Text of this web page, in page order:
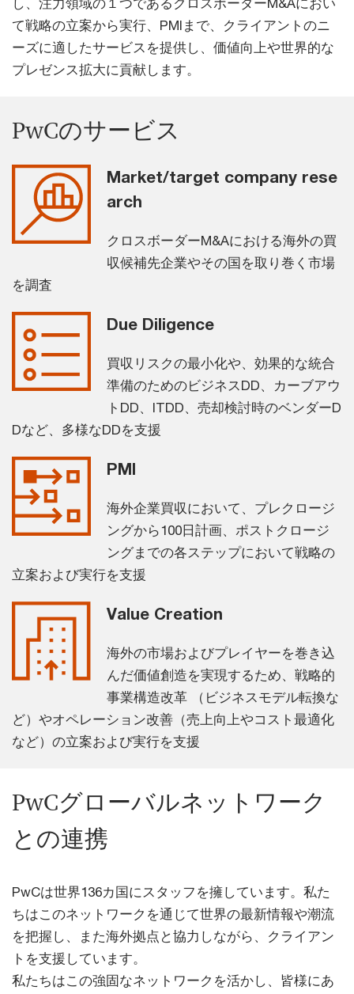
し、注力領域の１つであるクロスボーダーM&Aにおい
て戦略の立案から実行、PMIまで、クライアントのニ
ーズに適したサービスを提供し、価値向上や世界的な
プレゼンス拡大に貢献します。
PwCのサービス
Market/target company rese
arch
クロスボーダーM&Aにおける海外の買
収候補先企業やその国を取り巻く市場
を調査
Due Diligence
買収リスクの最小化や、効果的な統合
準備のためのビジネスDD、カーブアウ
トDD、ITDD、売却検討時のベンダーD
Dなど、多様なDDを支援
PMI
海外企業買収において、プレクロージ
ングから100日計画、ポストクロージ
ングまでの各ステップにおいて戦略の
立案および実行を支援
Value Creation
海外の市場およびプレイヤーを巻き込
んだ価値創造を実現するため、戦略的
事業構造改革 （ビジネスモデル転換な
ど）やオペレーション改善（売上向上やコスト最適化
など）の立案および実行を支援
PwCグローバルネットワーク
との連携
PwCは世界136カ国にスタッフを擁しています。私た
ちはこのネットワークを通じて世界の最新情報や潮流
を把握し、また海外拠点と協力しながら、クライアン
トを支援しています。
私たちはこの強固なネットワークを活かし、皆様にあ